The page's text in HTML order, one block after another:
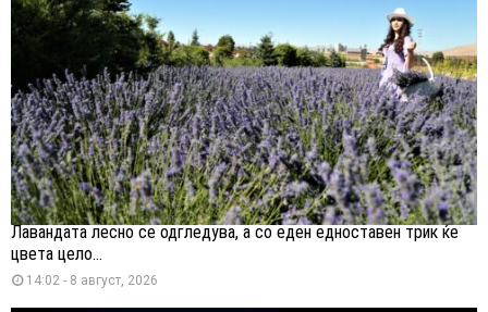
Лавандата лесно се одгледува, а со еден едноставен трик ќе
цвета цело...
14:02 - 8 август, 2026